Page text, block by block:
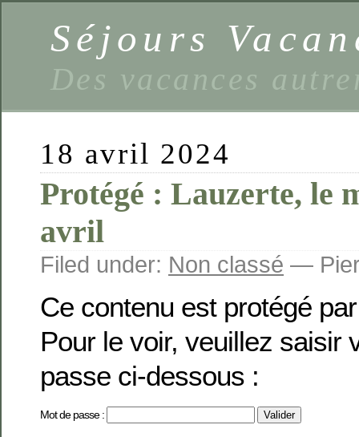
Séjours
Des vacances
18 avril 2024
Protégé : Lauzerte, le
avril
Filed under: Non classé —
Ce contenu est protégé
Pour le voir, veuillez saisir
passe ci-dessous :
Mot de passe :